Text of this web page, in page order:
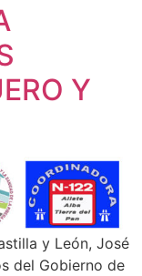
Y
y León, José
del Gobierno de